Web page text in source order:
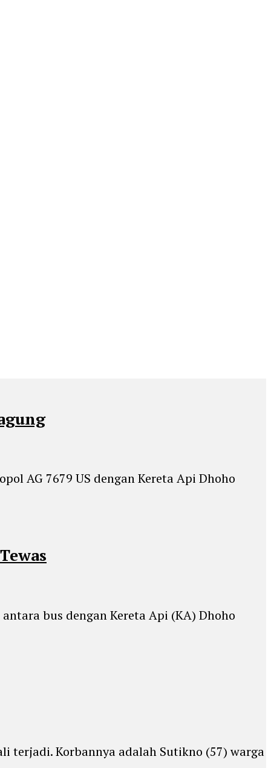
AG 7679 US dengan Kereta Api Dhoho
bus dengan Kereta Api (KA) Dhoho
terjadi. Korbannya adalah Sutikno (57) warga